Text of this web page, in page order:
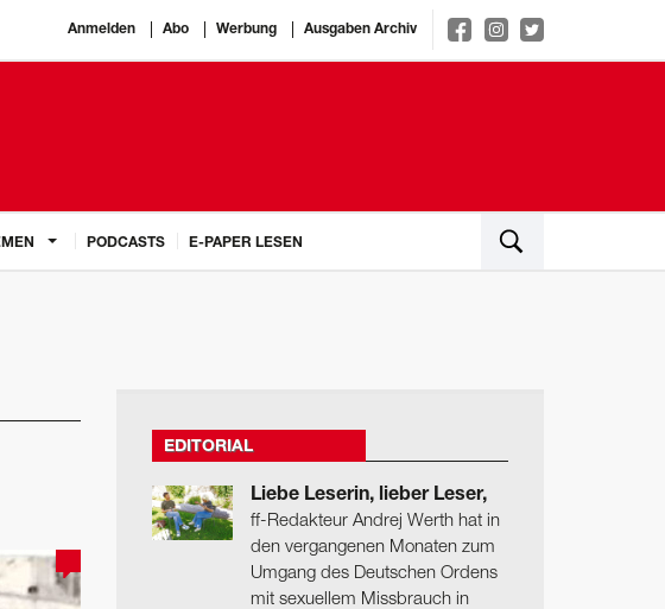
Anmelden Abo Werbung Ausgaben Archiv
PODCASTS E-PAPER LESEN
EDITORIAL
Liebe Leserin, lieber Leser,
ff-Redakteur Andrej Werth hat in
den vergangenen Monaten zum
Umgang des Deutschen Ordens
mit sexuellem Missbrauch in